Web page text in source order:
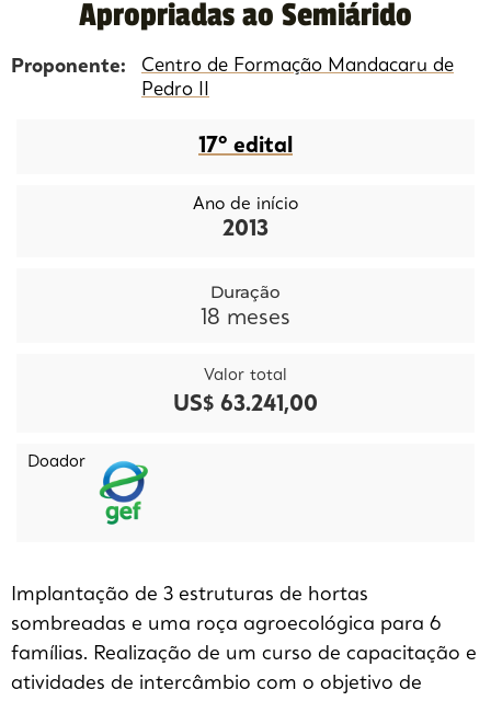
Apropriadas ao Semiárido
Proponente: Centro de Formação Mandacaru de
Pedro II
17º edital
Ano de início
2013
Duração
18 meses
Valor total
US$ 63.241,00
Doador
Implantação de 3 estruturas de hortas
sombreadas e uma roça agroecológica para 6
famílias. Realização de um curso de capacitação e
atividades de intercâmbio com o objetivo de